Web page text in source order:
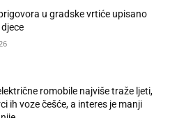
u gradske vrtiće upisano
romobile najviše traže ljeti,
ih voze češće, a interes je manji